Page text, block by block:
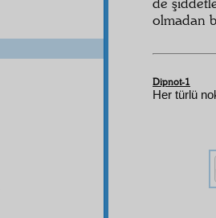
olmadan
Dipnot-1
Her türlü